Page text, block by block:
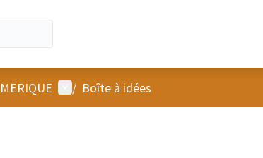
Menu utilisateur
/ Boîte à idées